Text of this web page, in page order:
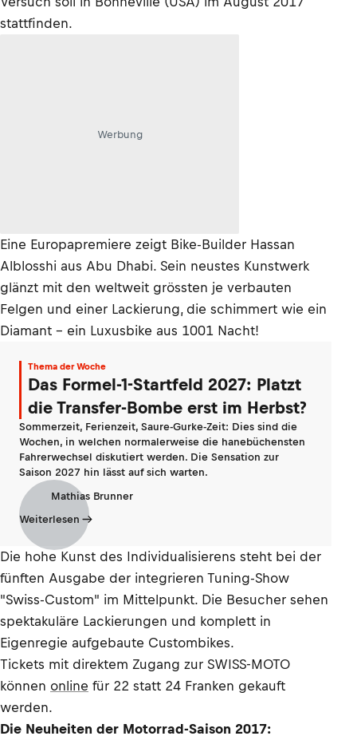
stattfinden.
Werbung
Eine Europapremiere zeigt Bike-Builder Hassan
Alblosshi aus Abu Dhabi. Sein neustes Kunstwerk
glänzt mit den weltweit grössten je verbauten
Felgen und einer Lackierung, die schimmert wie ein
Diamant – ein Luxusbike aus 1001 Nacht!
Thema der Woche
Das Formel-1-Startfeld 2027: Platzt
die Transfer-Bombe erst im Herbst?
Sommerzeit, Ferienzeit, Saure-Gurke-Zeit: Dies sind die
Wochen, in welchen normalerweise die hanebüchensten
Fahrerwechsel diskutiert werden. Die Sensation zur
Saison 2027 hin lässt auf sich warten.
Mathias Brunner
Weiterlesen
Die hohe Kunst des Individualisierens steht bei der
fünften Ausgabe der integrieren Tuning-Show
"Swiss-Custom" im Mittelpunkt. Die Besucher sehen
spektakuläre Lackierungen und komplett in
Eigenregie aufgebaute Custombikes.
Tickets mit direktem Zugang zur SWISS-MOTO
können online für 22 statt 24 Franken gekauft
werden.
Die Neuheiten der Motorrad-Saison 2017: